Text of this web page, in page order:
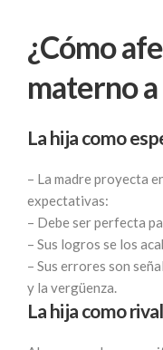
¿Cómo
materno a
La hija como
– La madre proyecta
expectativas:
– Debe ser perfecta
– Sus logros se los
– Sus errores son
y la vergüenza.
La hija como rival